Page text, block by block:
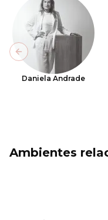
Daniela Andrade
Previous slide
Ambientes